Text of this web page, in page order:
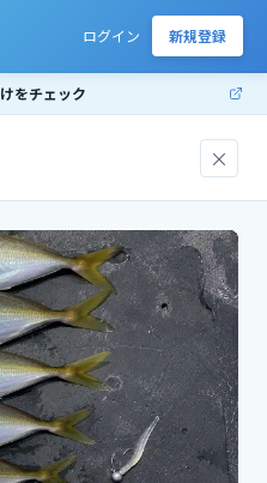
ログイン 新規登録
をチェック
×